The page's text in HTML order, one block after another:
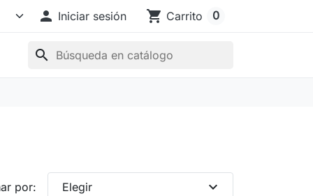
 Iniciar sesión shopping_cart Carrito 0
search
por: Elegir expand_more